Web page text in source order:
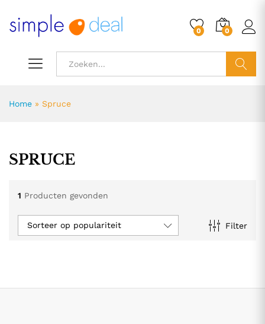
0 0
Home » Spruce
SPRUCE
1 Producten gevonden
Filter
Sorteer op populariteit